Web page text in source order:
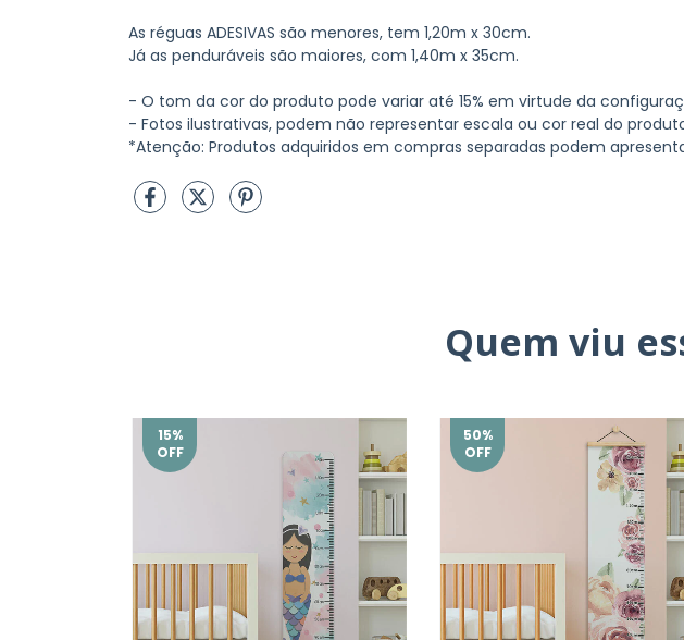
As réguas ADESIVAS são menores, tem 1,20m x 30cm.
Já as penduráveis são maiores, com 1,40m x 35cm.
- O tom da cor do produto pode variar até 15% em virtude da
- Fotos ilustrativas, podem não representar escala ou cor real do
*Atenção: Produtos adquiridos em compras separadas podem
Quem viu
15%
OFF
50%
OFF